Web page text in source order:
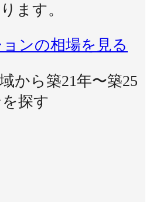
ます。
ンの相場を見る
から築21年〜築25
探す